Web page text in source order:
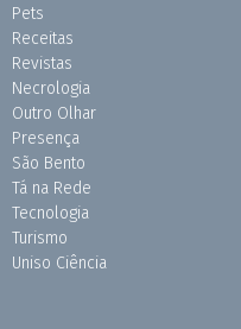
Pets
Receitas
Revistas
Necrologia
Outro Olhar
Presença
São Bento
Tá na Rede
Tecnologia
Turismo
Uniso Ciência